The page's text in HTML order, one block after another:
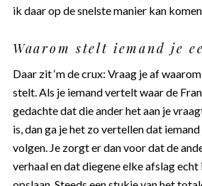
ik daar op de snelste manier kan
Waarom stelt iemand je
Daar zit ‘m de crux: Vraag je af
stelt. Als je iemand vertelt waar de
gedachte dat die ander het aan je
is, dan ga je het zo vertellen dat
volgen. Je zorgt er dan voor dat de
verhaal en dat diegene elke afslag echt